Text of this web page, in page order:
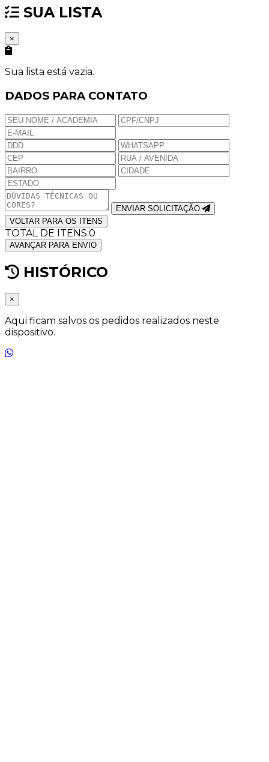
SUA LISTA
×
Sua lista está vazia.
DADOS PARA CONTATO
ENVIAR SOLICITAÇÃO
VOLTAR PARA OS ITENS
TOTAL DE ITENS:0
AVANÇAR PARA ENVIO
HISTÓRICO
×
Aqui ficam salvos os pedidos realizados neste
dispositivo.